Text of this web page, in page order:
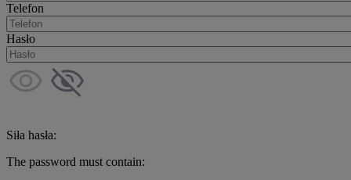
Telefon
Hasło
Siła hasła:
The password must contain: